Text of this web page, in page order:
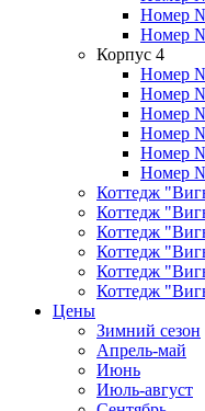
Номер
Номер
Корпус 4
Номер
Номер
Номер
Номер
Номер
Номер
Коттедж
Коттедж
Коттедж
Коттедж
Коттедж
Коттедж
Цены
Зимний сезон
Апрель-май
Июнь
Июль-август